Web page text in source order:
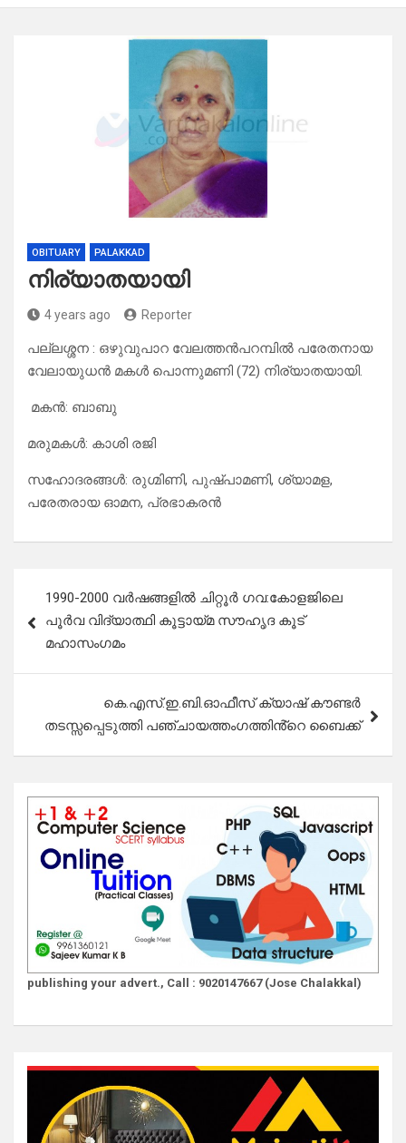
OBITUARY PALAKKAD
നിര്യാതയായി
4 years ago Reporter
പല്ലശ്ശന : ഒഴുവുപാറ വേലത്തൻപറമ്പിൽ പരേതനായ
വേലായുധൻ മകൾ പൊന്നുമണി (72) നിര്യാതയായി.
മകൻ: ബാബു
മരുമകൾ: കാശി രജി
സഹോദരങ്ങൾ: രുഗ്മിണി, പുഷ്പാമണി, ശ്യാമള,
പരേതരായ ഓമന, പ്രഭാകരൻ
navigation
1990-2000 വർഷങ്ങളിൽ ചിറ്റൂർ ഗവ:കോളജിലെ
പൂർവ വിദ്യാത്ഥി കൂട്ടായ്മ സൗഹൃദ കൂട്
മഹാസംഗമം
കെ.എസ്.ഇ.ബി.ഓഫീസ് ക്യാഷ് കൗണ്ടർ
തടസ്സപ്പെടുത്തി പഞ്ചായത്തംഗത്തിൻ്റെ ബൈക്ക്
publishing your advert., Call : 9020147667 (Jose Chalakkal)